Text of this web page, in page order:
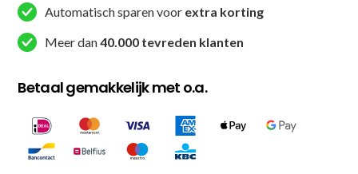
Automatisch sparen voor extra korting
Meer dan40.000 tevreden klanten
Betaal gemakkelijk met o.a.